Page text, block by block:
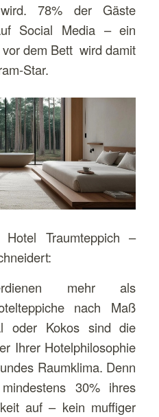
78% der Gäste
Social Media – ein
dem Bett wird damit
Star.
Traumteppich –
mehr als
nach Maß
oder Kokos sind die
Ihrer Hotelphilosophie
Raumklima. Denn
30% ihres
auf – kein muffiger